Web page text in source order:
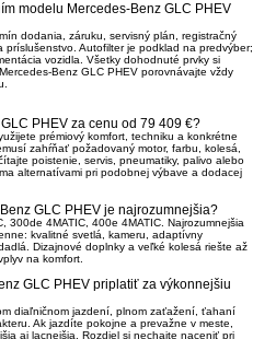
modelu Mercedes-Benz GLC PHEV
dodania, záruku, servisný plán, registračný
Autofilter je podklad na predvýber;
vozidla. Všetky dohodnuté prvky si
Benz GLC PHEV porovnávajte vždy
PHEV za cenu od 79 409 €?
prémiový komfort, techniku a konkrétne
zahŕňať požadovaný motor, farbu, kolesá,
poistenie, servis, pneumatiky, palivo alebo
alternatívami pri podobnej výbave a dodacej
GLC PHEV je najrozumnejšia?
300de 4MATIC, 400e 4MATIC. Najrozumnejšia
kvalitné svetlá, kameru, adaptívny
Dizajnové doplnky a veľké kolesá riešte až
na komfort.
GLC PHEV priplatiť za výkonnejšiu
diaľničnom jazdení, plnom zaťažení, ťahaní
Ak jazdíte pokojne a prevažne v meste,
aj lacnejšia. Rozdiel si nechajte naceniť pri